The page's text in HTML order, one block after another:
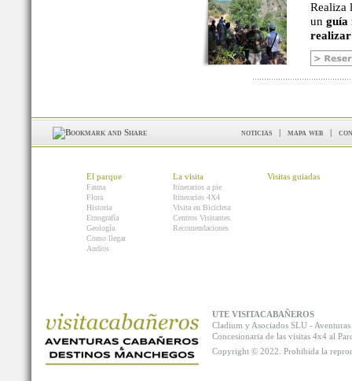
Realiza
un guía
noticias | mapa web |
El parque
Fauna
Flora
Historia
Etnografía
Geología
Como llegar
Audios
La visita
Itinerarios a pie
Itinerarios 4X4
Visita en Bicicleta
Centros Visitantes
Recomendaciones
Visitas guiadas
UTE VISITACABAÑEROS
Cladium y Asociados SLU -
Concesionaria de las visitas 4x4 al
Copyright © 2022. Prohibida la